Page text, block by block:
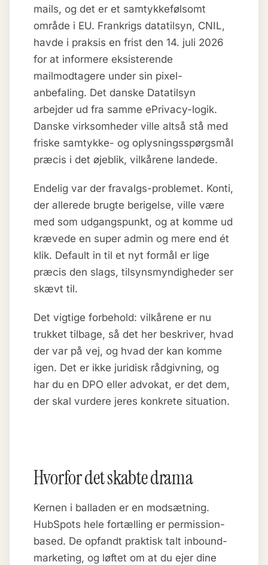
mails, og det er et samtykkefølsomt
område i EU. Frankrigs datatilsyn, CNIL,
havde i praksis en frist den 14. juli 2026
for at informere eksisterende
mailmodtagere under sin pixel-
anbefaling. Det danske Datatilsyn
arbejder ud fra samme ePrivacy-logik.
Danske virksomheder ville altså stå med
friske samtykke- og oplysningsspørgsmål
præcis i det øjeblik, vilkårene landede.
Endelig var der fravalgs-problemet. Konti,
der allerede brugte berigelse, ville være
med som udgangspunkt, og at komme ud
krævede en super admin og mere end ét
klik. Default in til et nyt formål er lige
præcis den slags, tilsynsmyndigheder ser
skævt til.
Det vigtige forbehold: vilkårene er nu
trukket tilbage, så det her beskriver, hvad
der var på vej, og hvad der kan komme
igen. Det er ikke juridisk rådgivning, og
har du en DPO eller advokat, er det dem,
der skal vurdere jeres konkrete situation.
Hvorfor det skabte drama
Kernen i balladen er en modsætning.
HubSpots hele fortælling er permission-
based. De opfandt praktisk talt inbound-
marketing, og løftet om at du ejer dine